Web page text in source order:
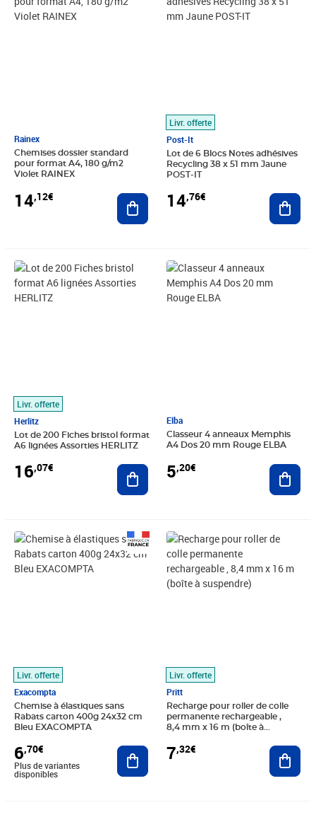
Rainex
Chemises dossier standard
pour format A4, 180 g/m2
Violet RAINEX
14,12€ Ajouter au panier
Livr. offerte
Post-It
Lot de 6 Blocs Notes adhésives
Recycling 38 x 51 mm Jaune
POST-IT
14,76€
Livr. offerte
Herlitz
Lot de 200 Fiches bristol format
A6 lignées Assorties HERLITZ
16,07€
Prix 16,07€
Ajouter au panier
Elba
Classeur 4 anneaux Memphis
A4 Dos 20 mm Rouge ELBA
5,20€
Prix 5,20€
Livr. offerte
Exacompta
Chemise à élastiques sans
Rabats carton 400g 24x32 cm
Bleu EXACOMPTA
6,70€
Prix 6,70€
Plus de variantes
disponibles
Ajouter au panier
Livr. offerte
Pritt
Recharge pour roller de colle
permanente rechargeable ,
8,4 mm x 16 m (boîte à
7,32€
Prix 7,32€